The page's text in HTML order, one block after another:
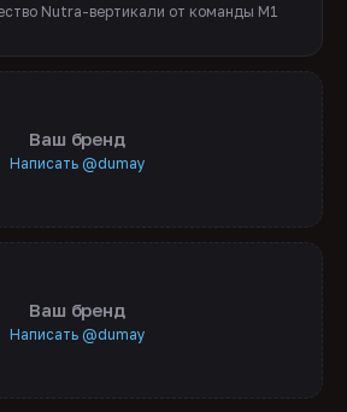
Nutra-вертикали от команды M1
Ваш бренд
Написать @dumay
Ваш бренд
Написать @dumay